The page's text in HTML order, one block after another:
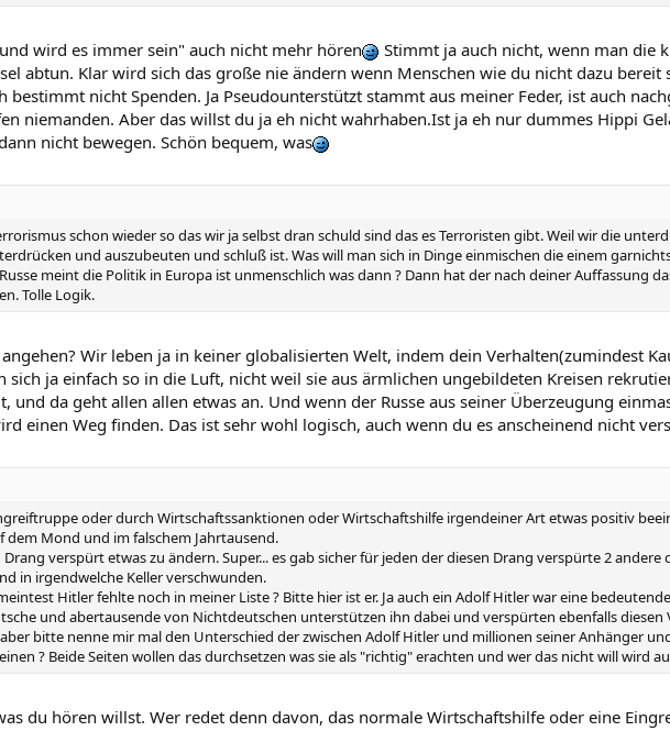
wird es immer sein" auch nicht mehr hören
Stimmt ja auch nicht, wenn man die
abtun. Klar wird sich das große nie ändern wenn Menschen wie du nicht dazu
nicht Spenden. Ja Pseudounterstützt stammt aus meiner Feder, ist auch
niemanden. Aber das willst du ja eh nicht wahrhaben.Ist ja eh nur dummes Hippi
nicht bewegen. Schön bequem, was
schon wieder so das wir ja selbst dran schuld sind das es Terroristen gibt. Weil wir die
und auszubeuten und schluß ist. Was will man sich in Dinge einmischen die einem
meint die Politik in Europa ist unmenschlich was dann ? Dann hat der nach deiner Auffassung
Tolle Logik.
Wir leben ja in keiner globalisierten Welt, indem dein Verhalten(zumindest
sich ja einfach so in die Luft, nicht weil sie aus ärmlichen ungebildeten Kreisen
und da geht allen allen etwas an. Und wenn der Russe aus seiner Überzeugung
einen Weg finden. Das ist sehr wohl logisch, auch wenn du es anscheinend nicht
oder durch Wirtschaftssanktionen oder Wirtschaftshilfe irgendeiner Art etwas positiv
Mond und im falschem Jahrtausend.
verspürt etwas zu ändern. Super... es gab sicher für jeden der diesen Drang verspürte 2
in irgendwelche Keller verschwunden.
Hitler fehlte noch in meiner Liste ? Bitte hier ist er. Ja auch ein Adolf Hitler war eine
und abertausende von Nichtdeutschen unterstützen ihn dabei und verspürten ebenfalls diesen
bitte nenne mir mal den Unterschied der zwischen Adolf Hitler und millionen seiner Anhänger
? Beide Seiten wollen das durchsetzen was sie als "richtig" erachten und wer das nicht will wird
du hören willst. Wer redet denn davon, das normale Wirtschaftshilfe oder eine